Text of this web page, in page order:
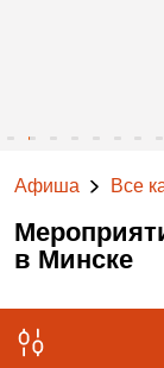
Афиша Все
в Минске